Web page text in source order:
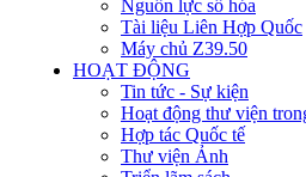
Nguồn lực số hóa
Tài liệu Liên Hợp Quốc
Máy chủ Z39.50
HOẠT ĐỘNG
Tin tức - Sự kiện
Hoạt động thư viện
Hợp tác Quốc tế
Thư viện Ảnh